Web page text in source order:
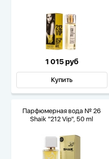
1 015 руб
Купить
Парфюмерная вода № 26
Shaik "212 Vip", 50 ml